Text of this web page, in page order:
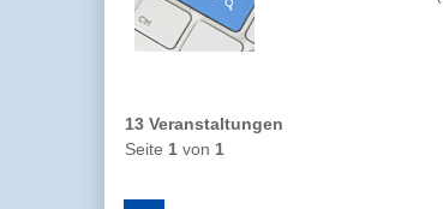
13 Veranstaltungen
Seite 1 von 1